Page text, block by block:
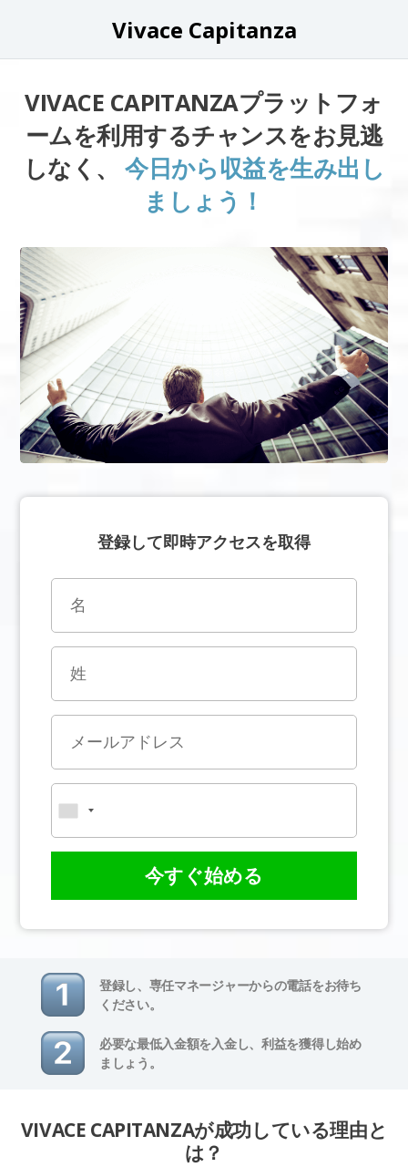
Vivace Capitanza
VIVACE CAPITANZAプラットフォ
ームを利用するチャンスをお見逃
しなく、今日から収益を生み出し
ましょう！
登録して即時アクセスを取得
今すぐ始める
登録し、専任マネージャーからの電話をお待ち
ください。
必要な最低入金額を入金し、利益を獲得し始め
ましょう。
VIVACE CAPITANZAが成功している理由と
は？